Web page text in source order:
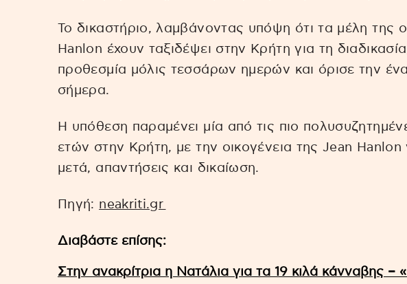
Το δικαστήριο, λαμβάνοντας υπόψη ότι τα μέλη της
Hanlon έχουν ταξιδέψει στην Κρήτη για τη
προθεσμία μόλις τεσσάρων ημερών και όρισε την
σήμερα.
Η υπόθεση παραμένει μία από τις πιο
ετών στην Κρήτη, με την οικογένεια της Jean Hanlon
μετά, απαντήσεις και δικαίωση.
Πηγή: neakriti.gr
Διαβάστε επίσης:
Στην ανακρίτρια η Νατάλια για τα 19 κιλά κάνναβης –